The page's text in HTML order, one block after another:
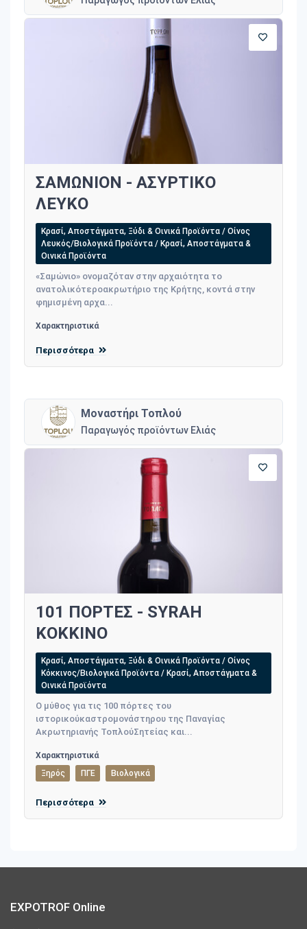
ΣΑΜΩΝΙΟΝ - ΑΣΥΡΤΙΚΟ
ΛΕΥΚΟ
Κρασί, Αποστάγματα, Ξύδι & Οινικά Προϊόντα / Οίνος
Λευκός/Βιολογικά Προϊόντα / Κρασί, Αποστάγματα &
Οινικά Προϊόντα
«Σαμώνιο» ονομαζόταν στην αρχαιότητα το
ανατολικότεροακρωτήριο της Κρήτης, κοντά στην
φημισμένη αρχα...
Χαρακτηριστικά
Περισσότερα
Μοναστήρι Τοπλού
Παραγωγός προϊόντων Ελιάς
101 ΠΟΡΤΕΣ - SYRAH
ΚΟΚΚΙΝΟ
Κρασί, Αποστάγματα, Ξύδι & Οινικά Προϊόντα / Οίνος
Κόκκινος/Βιολογικά Προϊόντα / Κρασί, Αποστάγματα &
Οινικά Προϊόντα
Ο μύθος για τις 100 πόρτες του
ιστορικούκαστρομονάστηρου της Παναγίας
Ακρωτηριανής ΤοπλούΣητείας και...
Χαρακτηριστικά
Ξηρός
ΠΓΕ Βιολογικά
Περισσότερα
EXPOTROF Online